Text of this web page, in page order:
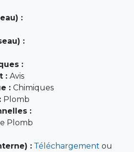
:
:
:
: Avis
: Chimiques
Plomb
:
Plomb
: Téléchargement ou